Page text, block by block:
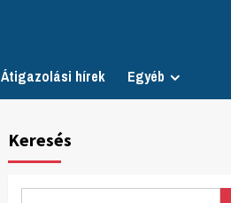
Átigazolási hírek Egyéb
Keresés